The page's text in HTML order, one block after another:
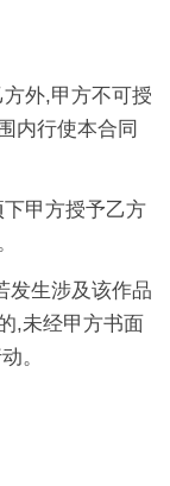
外,甲方不可授
内行使本合同
甲方授予乙方
发生涉及该作品
,未经甲方书面
。